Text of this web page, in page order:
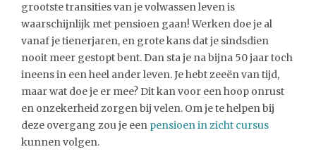
grootste transities van je volwassen leven is
waarschijnlijk met pensioen gaan! Werken doe je al
vanaf je tienerjaren, en grote kans dat je sindsdien
nooit meer gestopt bent. Dan sta je na bijna 50 jaar toch
ineens in een heel ander leven. Je hebt zeeën van tijd,
maar wat doe je er mee? Dit kan voor een hoop onrust
en onzekerheid zorgen bij velen. Om je te helpen bij
deze overgang zou je een pensioen in zicht cursus
kunnen volgen.